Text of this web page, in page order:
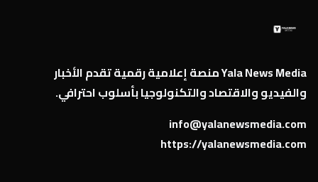
Yala News Media منصة إعلامية رقمية تقدم الأخبار
والفيديو والاقتصاد والتكنولوجيا بأسلوب احترافي.
info@yalanewsmedia.com
https://yalanewsmedia.com